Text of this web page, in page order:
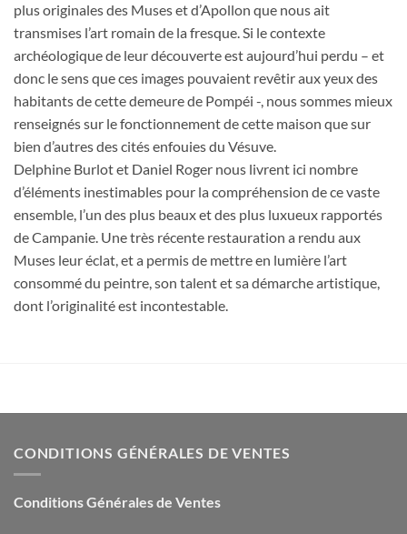
plus originales des Muses et d’Apollon que nous ait
transmises l’art romain de la fresque. Si le contexte
archéologique de leur découverte est aujourd’hui perdu – et
donc le sens que ces images pouvaient revêtir aux yeux des
habitants de cette demeure de Pompéi -, nous sommes mieux
renseignés sur le fonctionnement de cette maison que sur
bien d’autres des cités enfouies du Vésuve.
Delphine Burlot et Daniel Roger nous livrent ici nombre
d’éléments inestimables pour la compréhension de ce vaste
ensemble, l’un des plus beaux et des plus luxueux rapportés
de Campanie. Une très récente restauration a rendu aux
Muses leur éclat, et a permis de mettre en lumière l’art
consommé du peintre, son talent et sa démarche artistique,
dont l’originalité est incontestable.
CONDITIONS GÉNÉRALES DE VENTES
Conditions Générales de Ventes